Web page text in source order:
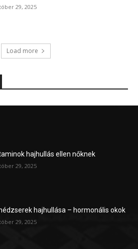
29, 2025
Load more
hajhullás ellen nőknek
29, 2025
hajhullása – hormonális okok
29, 2025